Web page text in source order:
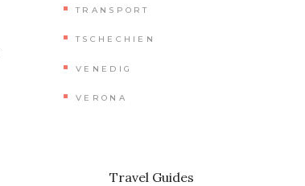
TRANSPORT
TSCHECHIEN
VENEDIG
VERONA
Travel Guides